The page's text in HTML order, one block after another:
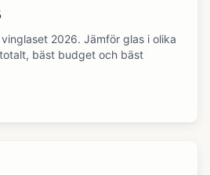
2026. Jämför glas i olika
bäst budget och bäst